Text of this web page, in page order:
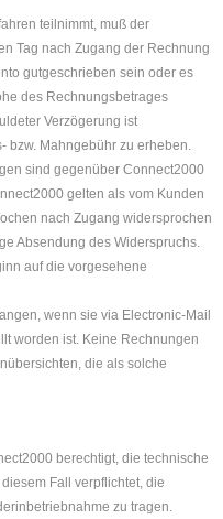
teilnimmt, muß der
Tag nach Zugang der Rechnung
gutgeschrieben sein oder es
des Rechnungsbetrages
Verzögerung ist
bzw. Mahngebühr zu erheben.
sind gegenüber Connect2000
gelten als vom Kunden
nach Zugang widersprochen
Absendung des Widerspruchs.
auf die vorgesehene
wenn sie via Electronic-Mail
worden ist. Keine Rechnungen
die als solche
berechtigt, die technische
Fall verpflichtet, die
zu tragen.